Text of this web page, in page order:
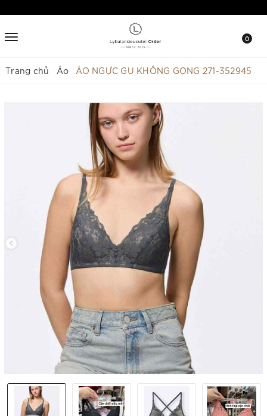
0
Trang chủ Áo ÁO NGỰC GU KHÔNG GỌNG 271-352945